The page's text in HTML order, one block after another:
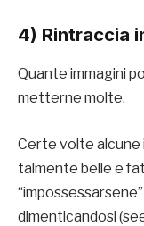
4) Rintraccia
Quante immagini
metterne molte.
Certe volte alcune
talmente belle e
dimenticandosi